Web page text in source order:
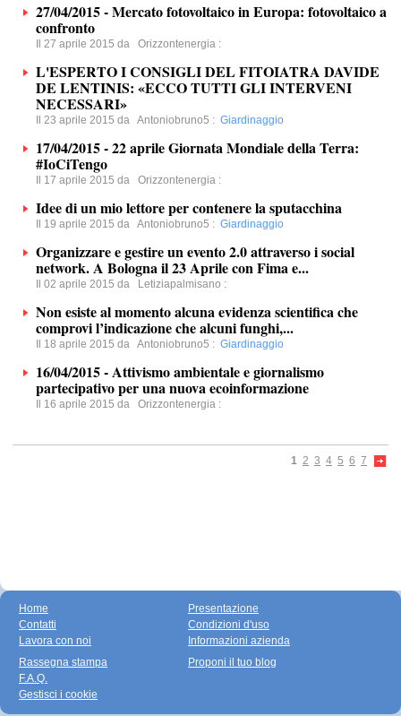
27/04/2015 - Mercato fotovoltaico in Europa: fotovoltaico a
confronto
Il 27 aprile 2015 da Orizzontenergia :
L'ESPERTO I CONSIGLI DEL FITOIATRA DAVIDE
DE LENTINIS: «ECCO TUTTI GLI INTERVENI
NECESSARI»
Il 23 aprile 2015 da Antoniobruno5 : Giardinaggio
17/04/2015 - 22 aprile Giornata Mondiale della Terra:
#IoCiTengo
Il 17 aprile 2015 da Orizzontenergia :
Idee di un mio lettore per contenere la sputacchina
Il 19 aprile 2015 da Antoniobruno5 : Giardinaggio
Organizzare e gestire un evento 2.0 attraverso i social
network. A Bologna il 23 Aprile con Fima e...
Il 02 aprile 2015 da Letiziapalmisano :
Non esiste al momento alcuna evidenza scientifica che
comprovi l’indicazione che alcuni funghi,...
Il 18 aprile 2015 da Antoniobruno5 : Giardinaggio
16/04/2015 - Attivismo ambientale e giornalismo
partecipativo per una nuova ecoinformazione
Il 16 aprile 2015 da Orizzontenergia :
1 2 3 4 5 6 7
Home
Contatti
Lavora con noi
Presentazione
Condizioni d'uso
Informazioni azienda
Rassegna stampa
F.A.Q.
Gestisci i cookie
Proponi il tuo blog